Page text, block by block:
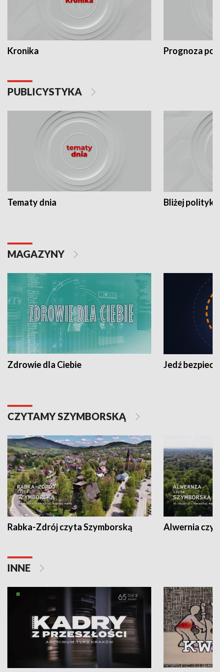
Kronika Prognoza
PUBLICYSTYKA
Tematy dnia Bliżej polityki
MAGAZYNY
Zdrowie dla Ciebie Jedź
CZYTAMY SZYMBORSKĄ
Rabka-Zdrój czyta Szymborską Alwernia
INNE